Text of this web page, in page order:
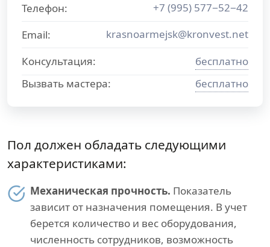
Телефон:
+7 (995) 577−52−42
Email:
krasnoarmejsk@kronvest.net
Консультация:
бесплатно
Вызвать мастера:
бесплатно
Пол должен обладать следующими
характеристиками:
Механическая прочность. Показатель
зависит от назначения помещения. В учет
берется количество и вес оборудования,
численность сотрудников, возможность